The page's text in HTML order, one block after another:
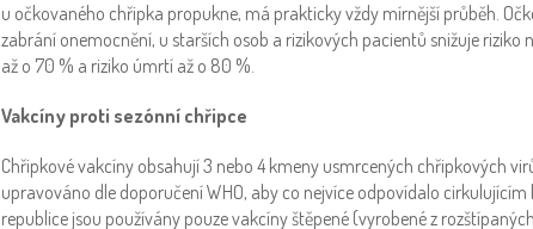
u očkovaného chřipka propukne, má prakticky vždy mírnější průběh.
zabrání onemocnění, u starších osob a rizikových pacientů snižuje riziko
až o 70 % a riziko úmrtí až o 80 %.
Vakcíny proti sezónní chřipce
Chřipkové vakcíny obsahují 3 nebo 4 kmeny usmrcených chřipkových
upravováno dle doporučení WHO, aby co nejvíce odpovídalo cirkulujícím
republice jsou používány pouze vakcíny štěpené (vyrobené z